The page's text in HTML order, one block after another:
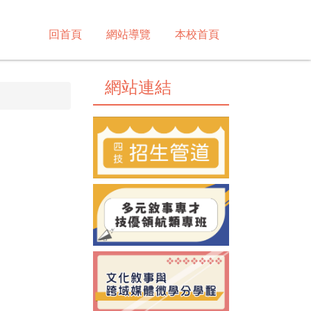
回首頁 網站導覽 本校首頁
網站連結